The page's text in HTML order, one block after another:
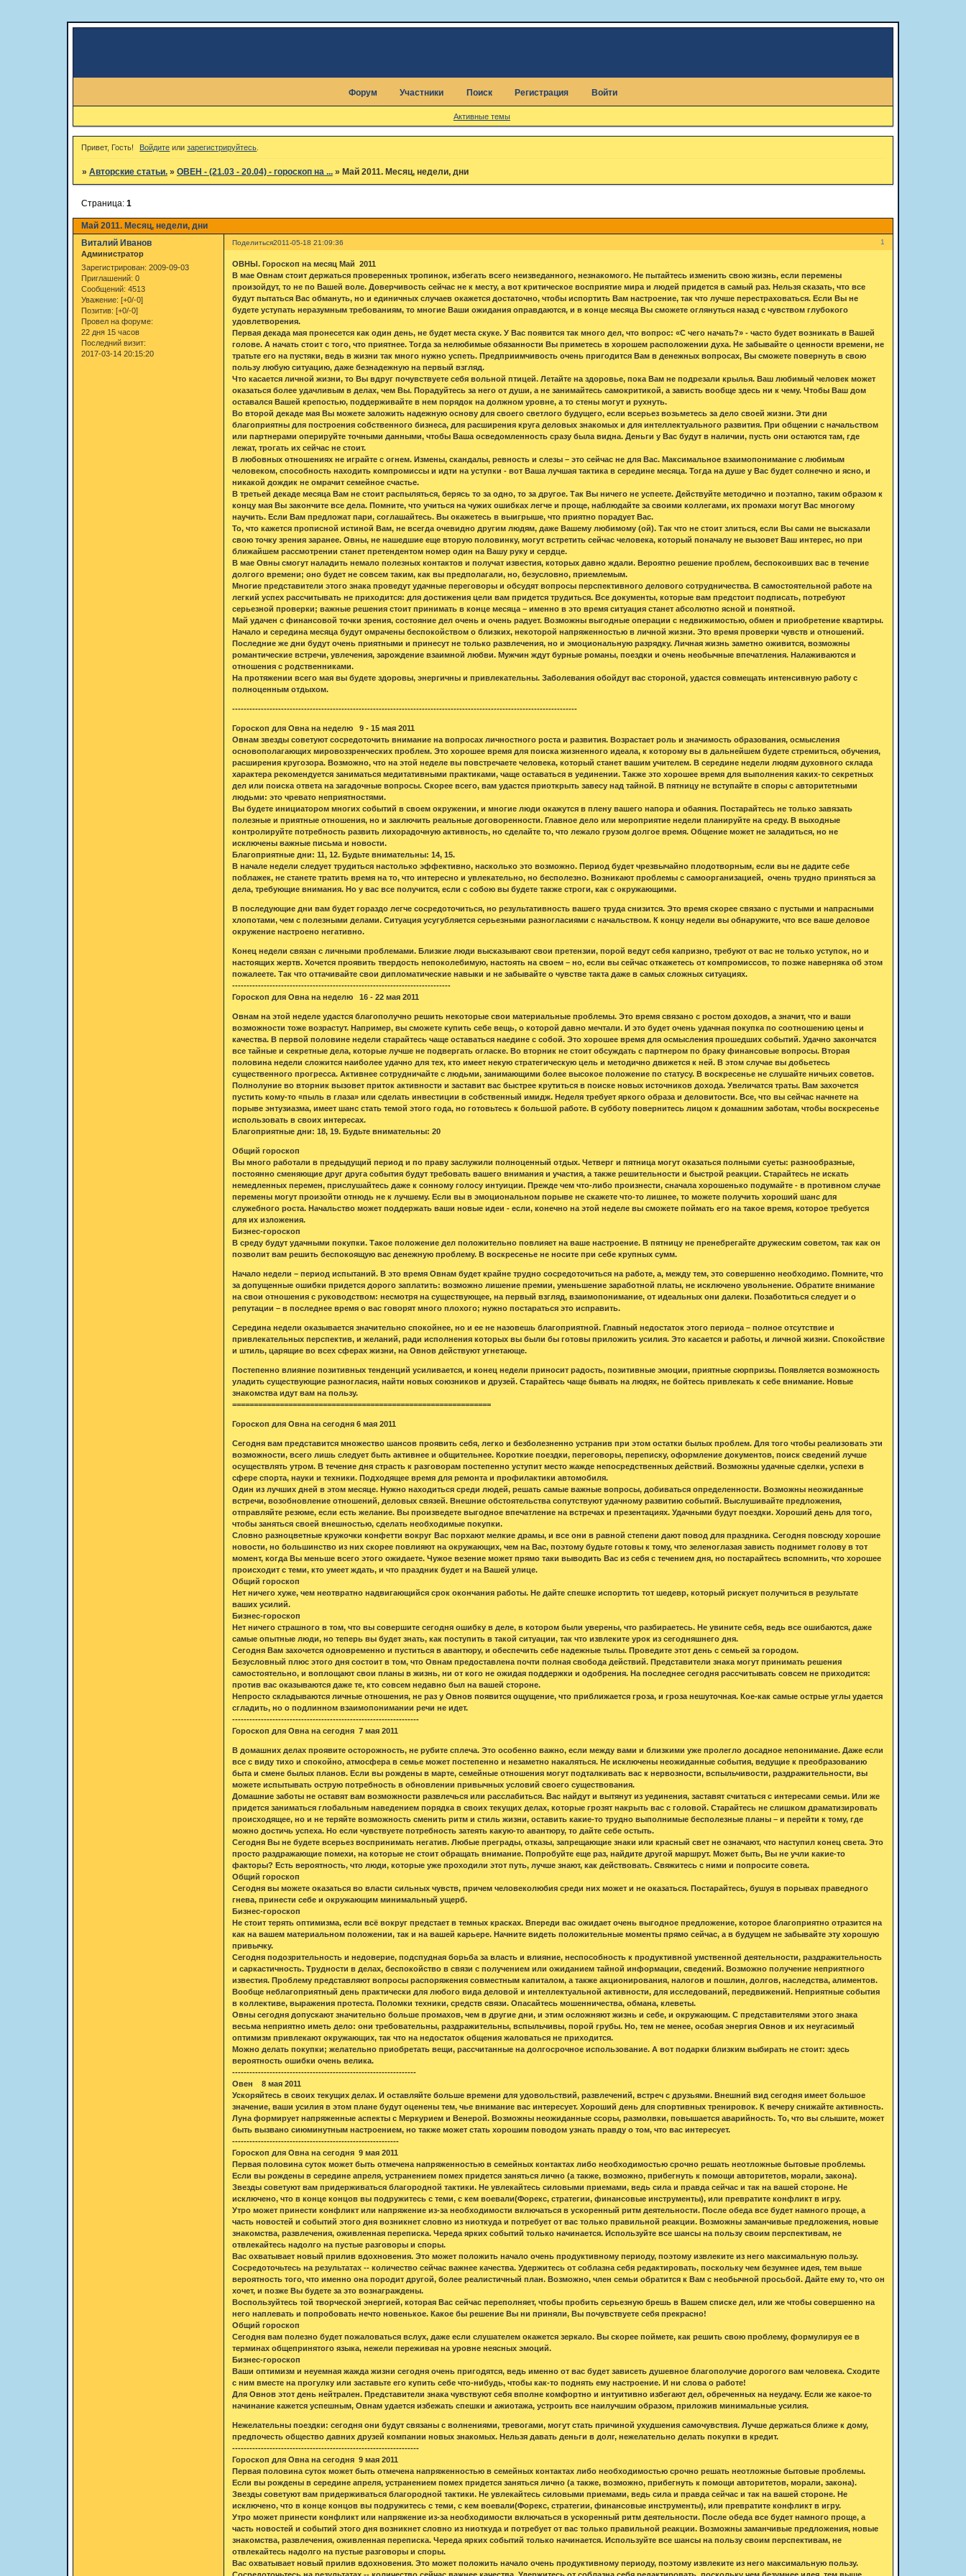
Форум Участники Поиск Регистрация Войти
Активные темы
Привет, Гость! Войдите илизарегистрируйтесь
» Авторские статьи. » ОВЕН - (21.03 - 20.04) - гороскоп на ... » Май 2011. Месяц, недели, дни
Май 2011. Месяц, недели, дни
Страница: 1
Поделиться 1
2011-05-18 21:09:36
Виталий Иванов
Администратор
Зарегистрирован: 2009-09-03
Приглашений: 0
Сообщений: 4513
Уважение: [+0/-0]
Позитив: [+0/-0]
Провел на форуме:
22 дня 15 часов
Последний визит:
2017-03-14 20:15:20
ОВНЫ. Гороскоп на месяц Май 2011
В мае Овнам стоит держаться проверенных тропинок, избегать всего неизведанного, незнакомого. Не пытайтесь изменить свою жизнь, если перемены
произойдут, то не по Вашей воле. Доверчивость сейчас не к месту, а вот критическое восприятие мира и людей придется в самый раз. Нельзя сказать, что все
будут пытаться Вас обмануть, но и единичных случаев окажется достаточно, чтобы испортить Вам настроение, так что лучше перестраховаться. Если Вы не
будете уступать неразумным требованиям, то многие Ваши ожидания оправдаются, и в конце месяца Вы сможете оглянуться назад с чувством глубокого
удовлетворения.
Первая декада мая пронесется как один день, не будет места скуке. У Вас появится так много дел, что вопрос: «С чего начать?» - часто будет возникать в Вашей
голове. А начать стоит с того, что приятнее. Тогда за нелюбимые обязанности Вы приметесь в хорошем расположении духа. Не забывайте о ценности времени, не
тратьте его на пустяки, ведь в жизни так много нужно успеть. Предприимчивость очень пригодится Вам в денежных вопросах, Вы сможете повернуть в свою
пользу любую ситуацию, даже безнадежную на первый взгляд.
Что касается личной жизни, то Вы вдруг почувствуете себя вольной птицей. Летайте на здоровье, пока Вам не подрезали крылья. Ваш любимый человек может
оказаться более удачливым в делах, чем Вы. Порадуйтесь за него от души, а не занимайтесь самокритикой, а зависть вообще здесь ни к чему. Чтобы Ваш дом
оставался Вашей крепостью, поддерживайте в нем порядок на должном уровне, а то стены могут и рухнуть.
Во второй декаде мая Вы можете заложить надежную основу для своего светлого будущего, если всерьез возьметесь за дело своей жизни. Эти дни
благоприятны для построения собственного бизнеса, для расширения круга деловых знакомых и для интеллектуального развития. При общении с начальством
или партнерами оперируйте точными данными, чтобы Ваша осведомленность сразу была видна. Деньги у Вас будут в наличии, пусть они остаются там, где
лежат, трогать их сейчас не стоит.
В любовных отношениях не играйте с огнем. Измены, скандалы, ревность и слезы – это сейчас не для Вас. Максимальное взаимопонимание с любимым
человеком, способность находить компромиссы и идти на уступки - вот Ваша лучшая тактика в середине месяца. Тогда на душе у Вас будет солнечно и ясно, и
никакой дождик не омрачит семейное счастье.
В третьей декаде месяца Вам не стоит распыляться, берясь то за одно, то за другое. Так Вы ничего не успеете. Действуйте методично и поэтапно, таким образом к
концу мая Вы закончите все дела. Помните, что учиться на чужих ошибках легче и проще, наблюдайте за своими коллегами, их промахи могут Вас многому
научить. Если Вам предложат пари, соглашайтесь. Вы окажетесь в выигрыше, что приятно порадует Вас.
То, что кажется прописной истиной Вам, не всегда очевидно другим людям, даже Вашему любимому (ой). Так что не стоит злиться, если Вы сами не высказали
свою точку зрения заранее. Овны, не нашедшие еще вторую половинку, могут встретить сейчас человека, который поначалу не вызовет Ваш интерес, но при
ближайшем рассмотрении станет претендентом номер один на Вашу руку и сердце.
В мае Овны смогут наладить немало полезных контактов и получат известия, которых давно ждали. Вероятно решение проблем, беспокоивших вас в течение
долгого времени; оно будет не совсем таким, как вы предполагали, но, безусловно, приемлемым.
Многие представители этого знака проведут удачные переговоры и обсудят вопросы перспективного делового сотрудничества. В самостоятельной работе на
легкий успех рассчитывать не приходится: для достижения цели вам придется трудиться. Все документы, которые вам предстоит подписать, потребуют
серьезной проверки; важные решения стоит принимать в конце месяца – именно в это время ситуация станет абсолютно ясной и понятной.
Май удачен с финансовой точки зрения, состояние дел очень и очень радует. Возможны выгодные операции с недвижимостью, обмен и приобретение квартиры.
Начало и середина месяца будут омрачены беспокойством о близких, некоторой напряженностью в личной жизни. Это время проверки чувств и отношений.
Последние же дни будут очень приятными и принесут не только развлечения, но и эмоциональную разрядку. Личная жизнь заметно оживится, возможны
романтические встречи, увлечения, зарождение взаимной любви. Мужчин ждут бурные романы, поездки и очень необычные впечатления. Налаживаются и
отношения с родственниками.
На протяжении всего мая вы будете здоровы, энергичны и привлекательны. Заболевания обойдут вас стороной, удастся совмещать интенсивную работу с
полноценным отдыхом.
------------------------------------------------------------------------------------------------------------------------
Гороскоп для Овна на неделю 9 - 15 мая 2011
Овнам звезды советуют сосредоточить внимание на вопросах личностного роста и развития. Возрастает роль и значимость образования, осмысления
основополагающих мировоззренческих проблем. Это хорошее время для поиска жизненного идеала, к которому вы в дальнейшем будете стремиться, обучения,
расширения кругозора. Возможно, что на этой неделе вы повстречаете человека, который станет вашим учителем. В середине недели людям духовного склада
характера рекомендуется заниматься медитативными практиками, чаще оставаться в уединении. Также это хорошее время для выполнения каких-то секретных
дел или поиска ответа на загадочные вопросы. Скорее всего, вам удастся приоткрыть завесу над тайной. В пятницу не вступайте в споры с авторитетными
людьми: это чревато неприятностями.
Вы будете инициатором многих событий в своем окружении, и многие люди окажутся в плену вашего напора и обаяния. Постарайтесь не только завязать
полезные и приятные отношения, но и заключить реальные договоренности. Главное дело или мероприятие недели планируйте на среду. В выходные
контролируйте потребность развить лихорадочную активность, но сделайте то, что лежало грузом долгое время. Общение может не заладиться, но не
исключены важные письма и новости.
Благоприятные дни: 11, 12. Будьте внимательны: 14, 15.
В начале недели следует трудиться настолько эффективно, насколько это возможно. Период будет чрезвычайно плодотворным, если вы не дадите себе
поблажек, не станете тратить время на то, что интересно и увлекательно, но бесполезно. Возникают проблемы с самоорганизацией, очень трудно приняться за
дела, требующие внимания. Но у вас все получится, если с собою вы будете также строги, как с окружающими.
В последующие дни вам будет гораздо легче сосредоточиться, но результативность вашего труда снизится. Это время скорее связано с пустыми и напрасными
хлопотами, чем с полезными делами. Ситуация усугубляется серьезными разногласиями с начальством. К концу недели вы обнаружите, что все ваше деловое
окружение настроено негативно.
Конец недели связан с личными проблемами. Близкие люди высказывают свои претензии, порой ведут себя капризно, требуют от вас не только уступок, но и
настоящих жертв. Хочется проявить твердость непоколебимую, настоять на своем – но, если вы сейчас откажетесь от компромиссов, то позже наверняка об этом
пожалеете. Так что оттачивайте свои дипломатические навыки и не забывайте о чувстве такта даже в самых сложных ситуациях.
----------------------------------------------------------------------------
Гороскоп для Овна на неделю 16 - 22 мая 2011
Овнам на этой неделе удастся благополучно решить некоторые свои материальные проблемы. Это время связано с ростом доходов, а значит, что и ваши
возможности тоже возрастут. Например, вы сможете купить себе вещь, о которой давно мечтали. И это будет очень удачная покупка по соотношению цены и
качества. В первой половине недели старайтесь чаще оставаться наедине с собой. Это хорошее время для осмысления прошедших событий. Удачно закончатся
все тайные и секретные дела, которые лучше не подвергать огласке. Во вторник не стоит обсуждать с партнером по браку финансовые вопросы. Вторая
половина недели сложится наиболее удачно для тех, кто имеет некую стратегическую цель и методично движется к ней. В этом случае вы добьетесь
существенного прогресса. Активнее сотрудничайте с людьми, занимающими более высокое положение по статусу. В воскресенье не слушайте ничьих советов.
Полнолуние во вторник вызовет приток активности и заставит вас быстрее крутиться в поиске новых источников дохода. Увеличатся траты. Вам захочется
пустить кому-то «пыль в глаза» или сделать инвестиции в собственный имидж. Неделя требует яркого образа и деловитости. Все, что вы сейчас начнете на
порыве энтузиазма, имеет шанс стать темой этого года, но готовьтесь к большой работе. В субботу повернитесь лицом к домашним заботам, чтобы воскресенье
использовать в своих интересах.
Благоприятные дни: 18, 19. Будьте внимательны: 20
Общий гороскоп
Вы много работали в предыдущий период и по праву заслужили полноценный отдых. Четверг и пятница могут оказаться полными суеты: разнообразные,
постоянно сменяющие друг друга события будут требовать вашего внимания и участия, а также решительности и быстрой реакции. Старайтесь не искать
немедленных перемен, прислушайтесь даже к сонному голосу интуиции. Прежде чем что-либо произнести, сначала хорошенько подумайте - в противном случае
перемены могут произойти отнюдь не к лучшему. Если вы в эмоциональном порыве не скажете что-то лишнее, то можете получить хороший шанс для
служебного роста. Начальство может поддержать ваши новые идеи - если, конечно на этой неделе вы сможете поймать его на такое время, которое требуется
для их изложения.
Бизнес-гороскоп
В среду будут удачными покупки. Такое положение дел положительно повлияет на ваше настроение. В пятницу не пренебрегайте дружеским советом, так как он
позволит вам решить беспокоящую вас денежную проблему. В воскресенье не носите при себе крупных сумм.
Начало недели – период испытаний. В это время Овнам будет крайне трудно сосредоточиться на работе, а, между тем, это совершенно необходимо. Помните, что
за допущенные ошибки придется дорого заплатить: возможно лишение премии, уменьшение заработной платы, не исключено увольнение. Обратите внимание
на свои отношения с руководством: несмотря на существующее, на первый взгляд, взаимопонимание, от идеальных они далеки. Позаботиться следует и о
репутации – в последнее время о вас говорят много плохого; нужно постараться это исправить.
Середина недели оказывается значительно спокойнее, но и ее не назовешь благоприятной. Главный недостаток этого периода – полное отсутствие и
привлекательных перспектив, и желаний, ради исполнения которых вы были бы готовы приложить усилия. Это касается и работы, и личной жизни. Спокойствие
и штиль, царящие во всех сферах жизни, на Овнов действуют угнетающе.
Постепенно влияние позитивных тенденций усиливается, и конец недели приносит радость, позитивные эмоции, приятные сюрпризы. Появляется возможность
уладить существующие разногласия, найти новых союзников и друзей. Старайтесь чаще бывать на людях, не бойтесь привлекать к себе внимание. Новые
знакомства идут вам на пользу.
============================================================
Гороскоп для Овна на сегодня 6 мая 2011
Сегодня вам представится множество шансов проявить себя, легко и безболезненно устранив при этом остатки былых проблем. Для того чтобы реализовать эти
возможности, всего лишь следует быть активнее и общительнее. Короткие поездки, переговоры, переписку, оформление документов, поиск сведений лучше
осуществлять утром. В течение дня страсть к разговорам постепенно уступит место жажде непосредственных действий. Возможны удачные сделки, успехи в
сфере спорта, науки и техники. Подходящее время для ремонта и профилактики автомобиля.
Один из лучших дней в этом месяце. Нужно находиться среди людей, решать самые важные вопросы, добиваться определенности. Возможны неожиданные
встречи, возобновление отношений, деловых связей. Внешние обстоятельства сопутствуют удачному развитию событий. Выслушивайте предложения,
отправляйте резюме, если есть желание. Вы произведете выгодное впечатление на встречах и презентациях. Удачными будут поездки. Хороший день для того,
чтобы заняться своей внешностью, сделать необходимые покупки.
Словно разноцветные кружочки конфетти вокруг Вас порхают мелкие драмы, и все они в равной степени дают повод для праздника. Сегодня повсюду хорошие
новости, но большинство из них скорее повлияют на окружающих, чем на Вас, поэтому будьте готовы к тому, что зеленоглазая зависть поднимет голову в тот
момент, когда Вы меньше всего этого ожидаете. Чужое везение может прямо таки выводить Вас из себя с течением дня, но постарайтесь вспомнить, что хорошее
происходит с теми, кто умеет ждать, и что праздник будет и на Вашей улице.
Общий гороскоп
Нет ничего хуже, чем неотвратно надвигающийся срок окончания работы. Не дайте спешке испортить тот шедевр, который рискует получиться в результате
ваших усилий.
Бизнес-гороскоп
Нет ничего страшного в том, что вы совершите сегодня ошибку в деле, в котором были уверены, что разбираетесь. Не увините себя, ведь все ошибаются, даже
самые опытные люди, но теперь вы будет знать, как поступить в такой ситуации, так что извлеките урок из сегодняшнего дня.
Сегодня Вам захочется одновременно и пуститься в авантюру, и обеспечить себе надежные тылы. Проведите этот день с семьей за городом.
Безусловный плюс этого дня состоит в том, что Овнам предоставлена почти полная свобода действий. Представители знака могут принимать решения
самостоятельно, и воплощают свои планы в жизнь, ни от кого не ожидая поддержки и одобрения. На последнее сегодня рассчитывать совсем не приходится:
против вас оказываются даже те, кто совсем недавно был на вашей стороне.
Непросто складываются личные отношения, не раз у Овнов появится ощущение, что приближается гроза, и гроза нешуточная. Кое-как самые острые углы удается
сгладить, но о подлинном взаимопонимании речи не идет.
-----------------------------------------------------------------
Гороскоп для Овна на сегодня 7 мая 2011
В домашних делах проявите осторожность, не рубите сплеча. Это особенно важно, если между вами и близкими уже пролегло досадное непонимание. Даже если
все с виду тихо и спокойно, атмосфера в семье может постепенно и незаметно накаляться. Не исключены неожиданные события, ведущие к преобразованию
быта и смене былых планов. Если вы рождены в марте, семейные отношения могут подталкивать вас к нервозности, вспыльчивости, раздражительности, вы
можете испытывать острую потребность в обновлении привычных условий своего существования.
Домашние заботы не оставят вам возможности развлечься или расслабиться. Вас найдут и вытянут из уединения, заставят считаться с интересами семьи. Или же
придется заниматься глобальным наведением порядка в своих текущих делах, которые грозят накрыть вас с головой. Старайтесь не слишком драматизировать
происходящее, но и не теряйте возможность сменить ритм и стиль жизни, оставить какие-то трудно выполнимые бесполезные планы – и перейти к тому, где
можно достичь успеха. Но если чувствуете потребность затеять какую-то авантюру, то дайте себе остыть.
Сегодня Вы не будете всерьез воспринимать негатив. Любые преграды, отказы, запрещающие знаки или красный свет не означают, что наступил конец света. Это
просто раздражающие помехи, на которые не стоит обращать внимание. Попробуйте еще раз, найдите другой маршрут. Может быть, Вы не учли какие-то
факторы? Есть вероятность, что люди, которые уже проходили этот путь, лучше знают, как действовать. Свяжитесь с ними и попросите совета.
Общий гороскоп
Сегодня вы можете оказаться во власти сильных чувств, причем человеколюбия среди них может и не оказаться. Постарайтесь, бушуя в порывах праведного
гнева, принести себе и окружающим минимальный ущерб.
Бизнес-гороскоп
Не стоит терять оптимизма, если всё вокруг предстает в темных красках. Впереди вас ожидает очень выгодное предложение, которое благоприятно отразится на
как на вашем материальном положении, так и на вашей карьере. Начните видеть положительные моменты прямо сейчас, а в будущем не забывайте эту хорошую
привычку.
Сегодня подозрительность и недоверие, подспудная борьба за власть и влияние, неспособность к продуктивной умственной деятельности, раздражительность
и саркастичность. Трудности в делах, беспокойство в связи с получением или ожиданием тайной информации, сведений. Возможно получение неприятного
известия. Проблему представляют вопросы распоряжения совместным капиталом, а также акционирования, налогов и пошлин, долгов, наследства, алиментов.
Вообще неблагоприятный день практически для любого вида деловой и интеллектуальной активности, для исследований, передвижений. Неприятные события
в коллективе, выражения протеста. Поломки техники, средств связи. Опасайтесь мошенничества, обмана, клеветы.
Овны сегодня допускают значительно больше промахов, чем в другие дни, и этим осложняют жизнь и себе, и окружающим. С представителями этого знака
весьма неприятно иметь дело: они требовательны, раздражительны, вспыльчивы, порой грубы. Но, тем не менее, особая энергия Овнов и их неугасимый
оптимизм привлекают окружающих, так что на недостаток общения жаловаться не приходится.
Можно делать покупки; желательно приобретать вещи, рассчитанные на долгосрочное использование. А вот подарки близким выбирать не стоит: здесь
вероятность ошибки очень велика.
----------------------------------------------------------------
Овен 8 мая 2011
Ускоряйтесь в своих текущих делах. И оставляйте больше времени для удовольствий, развлечений, встреч с друзьями. Внешний вид сегодня имеет большое
значение, ваши усилия в этом плане будут оценены тем, чье внимание вас интересует. Хороший день для спортивных тренировок. К вечеру снижайте активность.
Луна формирует напряженные аспекты с Меркурием и Венерой. Возможны неожиданные ссоры, размолвки, повышается аварийность. То, что вы слышите, может
быть вызвано сиюминутным настроением, но также может стать хорошим поводом узнать правду о том, что вас интересует.
----------------------------------------------------------
Гороскоп для Овна на сегодня 9 мая 2011
Первая половина суток может быть отмечена напряженностью в семейных контактах либо необходимостью срочно решать неотложные бытовые проблемы.
Если вы рождены в середине апреля, устранением помех придется заняться лично (а также, возможно, прибегнуть к помощи авторитетов, морали, закона).
Звезды советуют вам придерживаться благородной тактики. Не увлекайтесь силовыми приемами, ведь сила и правда сейчас и так на вашей стороне. Не
исключено, что в конце концов вы подружитесь с теми, с кем воевали(Форекс, стратегии, финансовые инструменты), или превратите конфликт в игру.
Утро может принести конфликт или напряжение из-за необходимости включаться в ускоренный ритм деятельности. После обеда все будет намного проще, а
часть новостей и событий этого дня возникнет словно из ниоткуда и потребует от вас только правильной реакции. Возможны заманчивые предложения, новые
знакомства, развлечения, оживленная переписка. Череда ярких событий только начинается. Используйте все шансы на пользу своим перспективам, не
отвлекайтесь надолго на пустые разговоры и споры.
Вас охватывает новый прилив вдохновения. Это может положить начало очень продуктивному периоду, поэтому извлеките из него максимальную пользу.
Сосредоточьтесь на результатах -- количество сейчас важнее качества. Удержитесь от соблазна себя редактировать, поскольку чем безумнее идея, тем выше
вероятность того, что именно она породит другой, более реалистичный план. Возможно, член семьи обратится к Вам с необычной просьбой. Дайте ему то, что он
хочет, и позже Вы будете за это вознаграждены.
Воспользуйтесь той творческой энергией, которая Вас сейчас переполняет, чтобы пробить серьезную брешь в Вашем списке дел, или же чтобы совершенно на
него наплевать и попробовать нечто новенькое. Какое бы решение Вы ни приняли, Вы почувствуете себя прекрасно!
Общий гороскоп
Сегодня вам полезно будет пожаловаться вслух, даже если слушателем окажется зеркало. Вы скорее поймете, как решить свою проблему, формулируя ее в
терминах общепринятого языка, нежели переживая на уровне неясных эмоций.
Бизнес-гороскоп
Ваши оптимизм и неуемная жажда жизни сегодня очень пригодятся, ведь именно от вас будет зависеть душевное благополучие дорогого вам человека. Сходите
с ним вместе на прогулку или заставьте его купить себе что-нибудь, чтобы как-то поднять ему настроение. И ни слова о работе!
Для Овнов этот день нейтрален. Представители знака чувствуют себя вполне комфортно и интуитивно избегают дел, обреченных на неудачу. Если же какое-то
начинание кажется успешным, Овнам удается избежать спешки и ажиотажа, устроить все наилучшим образом, приложив минимальные усилия.
Нежелательны поездки: сегодня они будут связаны с волнениями, тревогами, могут стать причиной ухудшения самочувствия. Лучше держаться ближе к дому,
предпочесть общество давних друзей компании новых знакомых. Нельзя давать деньги в долг, нежелательно делать покупки в кредит.
-----------------------------------------------------------------
Гороскоп для Овна на сегодня 9 мая 2011
Первая половина суток может быть отмечена напряженностью в семейных контактах либо необходимостью срочно решать неотложные бытовые проблемы.
Если вы рождены в середине апреля, устранением помех придется заняться лично (а также, возможно, прибегнуть к помощи авторитетов, морали, закона).
Звезды советуют вам придерживаться благородной тактики. Не увлекайтесь силовыми приемами, ведь сила и правда сейчас и так на вашей стороне. Не
исключено, что в конце концов вы подружитесь с теми, с кем воевали(Форекс, стратегии, финансовые инструменты), или превратите конфликт в игру.
Утро может принести конфликт или напряжение из-за необходимости включаться в ускоренный ритм деятельности. После обеда все будет намного проще, а
часть новостей и событий этого дня возникнет словно из ниоткуда и потребует от вас только правильной реакции. Возможны заманчивые предложения, новые
знакомства, развлечения, оживленная переписка. Череда ярких событий только начинается. Используйте все шансы на пользу своим перспективам, не
отвлекайтесь надолго на пустые разговоры и споры.
Вас охватывает новый прилив вдохновения. Это может положить начало очень продуктивному периоду, поэтому извлеките из него максимальную пользу.
Сосредоточьтесь на результатах -- количество сейчас важнее качества. Удержитесь от соблазна себя редактировать, поскольку чем безумнее идея, тем выше